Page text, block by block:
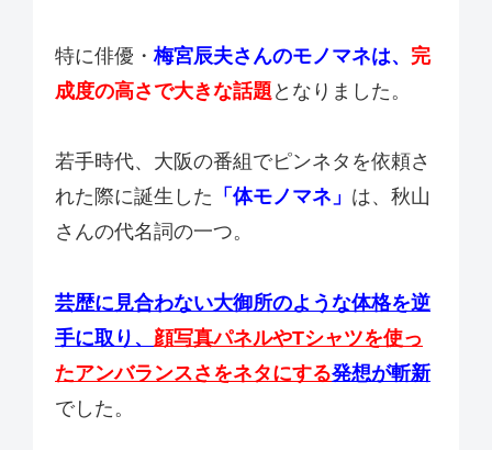
特に俳優・梅宮辰夫さんのモノマネは、 完
成度の高さで大きな話題 となりました。
若手時代、大阪の番組でピンネタを依頼さ
れた際に誕生した 「体モノマネ」 は、秋山
さんの代名詞の一つ。
芸歴に見合わない大御所のような体格を逆
手に取り、 顔写真パネルやTシャツを使っ
たアンバランスさをネタにする発想が斬新
でした。